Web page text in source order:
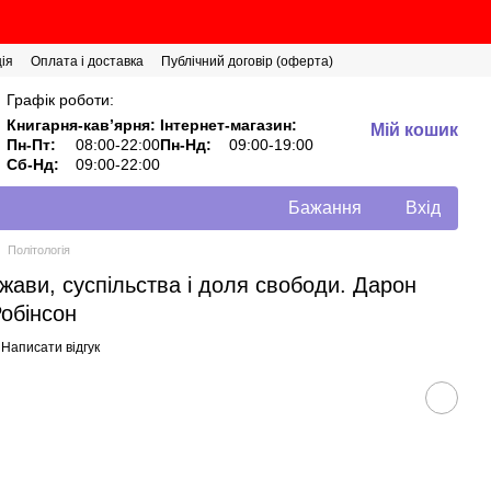
Оплата і доставка
Публічний договір (оферта)
Графік роботи:
Книгарня-кавʼярня: Інтернет-магазин:
Пн-Пт:
08:00-22:00Пн-Нд:
09:00-19:00
Сб-Нд:
09:00-22:00
Мій кошик
Бажання Вхід
Політологія
суспільства і доля свободи. Дарон
Написати відгук